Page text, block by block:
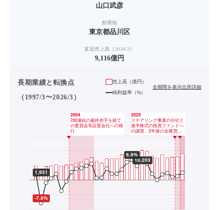
山口武彦
創業地
東京都品川区
直近売上高（2026/3）
9,116億円
長期業績と転換点
（1997/3〜2026/3）
売上高（億円）
純利益率（%）
全期間を表示出所詳細